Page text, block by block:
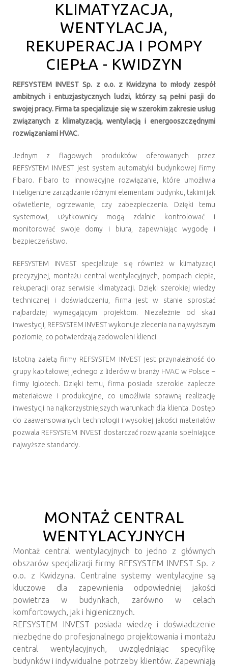
KLIMATYZACJA,
WENTYLACJA,
REKUPERACJA I POMPY
CIEPŁA - KWIDZYN
REFSYSTEM INVEST Sp. z o.o. z Kwidzyna to młody zespół
ambitnych i entuzjastycznych ludzi, którzy są pełni pasji do
swojej pracy. Firma ta specjalizuje się w szerokim zakresie usług
związanych z klimatyzacją, wentylacją i energooszczędnymi
rozwiązaniami HVAC.
Jednym z flagowych produktów oferowanych przez
REFSYSTEM INVEST jest system automatyki budynkowej firmy
Fibaro. Fibaro to innowacyjne rozwiązanie, które umożliwia
inteligentne zarządzanie różnymi elementami budynku, takimi jak
oświetlenie, ogrzewanie, czy zabezpieczenia. Dzięki temu
systemowi, użytkownicy mogą zdalnie kontrolować i
monitorować swoje domy i biura, zapewniając wygodę i
bezpieczeństwo.
REFSYSTEM INVEST specjalizuje się również w klimatyzacji
precyzyjnej, montażu central wentylacyjnych, pompach ciepła,
rekuperacji oraz serwisie klimatyzacji. Dzięki szerokiej wiedzy
technicznej i doświadczeniu, firma jest w stanie sprostać
najbardziej wymagającym projektom. Niezależnie od skali
inwestycji, REFSYSTEM INVEST wykonuje zlecenia na najwyższym
poziomie, co potwierdzają zadowoleni klienci.
Istotną zaletą firmy REFSYSTEM INVEST jest przynależność do
grupy kapitałowej jednego z liderów w branży HVAC w Polsce –
firmy Iglotech. Dzięki temu, firma posiada szerokie zaplecze
materiałowe i produkcyjne, co umożliwia sprawną realizację
inwestycji na najkorzystniejszych warunkach dla klienta. Dostęp
do zaawansowanych technologii i wysokiej jakości materiałów
pozwala REFSYSTEM INVEST dostarczać rozwiązania spełniające
najwyższe standardy.
MONTAŻ CENTRAL
WENTYLACYJNYCH
Montaż central wentylacyjnych to jedno z głównych
obszarów specjalizacji firmy REFSYSTEM INVEST Sp. z
o.o. z Kwidzyna. Centralne systemy wentylacyjne są
kluczowe dla zapewnienia odpowiedniej jakości
powietrza w budynkach, zarówno w celach
komfortowych, jak i higienicznych.
REFSYSTEM INVEST posiada wiedzę i doświadczenie
niezbędne do profesjonalnego projektowania i montażu
central wentylacyjnych, uwzględniając specyfikę
budynków i indywidualne potrzeby klientów. Zapewniają